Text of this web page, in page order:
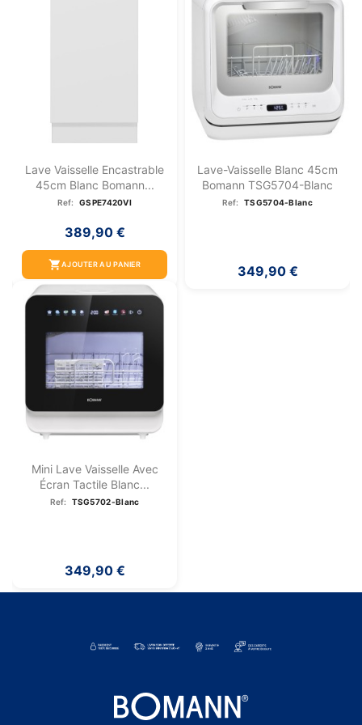
Lave Vaisselle Encastrable
45cm Blanc Bomann...
Ref: GSPE7420VI
389,90 €
shopping_cartAJOUTER AU PANIER
Lave-Vaisselle Blanc 45cm
Bomann TSG5704-Blanc
Ref: TSG5704-Blanc
349,90 €
Mini Lave Vaisselle Avec
Écran Tactile Blanc...
Ref: TSG5702-Blanc
349,90 €